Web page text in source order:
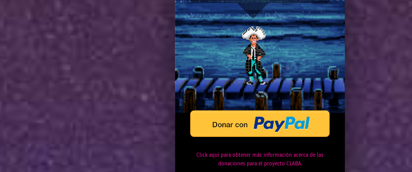
Click aquí para obtener más información acerca de las
donaciones para el proyecto CLABA.